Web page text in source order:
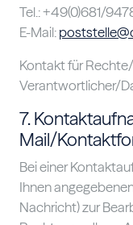
Tel.: +49(0)681/
E-Mail:
Kontakt für
Verantwortlicher/
7.
Mail/
Bei einer
Ihnen
Nachricht) zur